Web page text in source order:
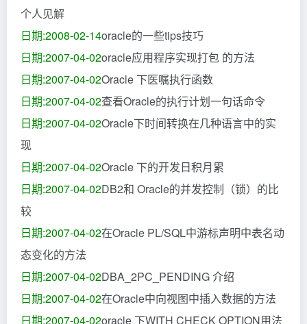
个人见解
日期:2008-02-14oracle的一些tips技巧
日期:2007-04-02oracle应用程序实现打包 的方法
日期:2007-04-02Oracle 下医嘱执行函数
日期:2007-04-02查看Oracle的执行计划一句话命令
日期:2007-04-02Oracle下时间转换在几种语言中的实
现
日期:2007-04-02Oracle 下的开发日积月累
日期:2007-04-02DB2和 Oracle的并发控制（锁）的比
较
日期:2007-04-02在Oracle PL/SQL中游标声明中表名动
态变化的方法
日期:2007-04-02DBA_2PC_PENDING 介绍
日期:2007-04-02在Oracle中向视图中插入数据的方法
日期:2007-04-02oracle 下WITH CHECK OPTION用法